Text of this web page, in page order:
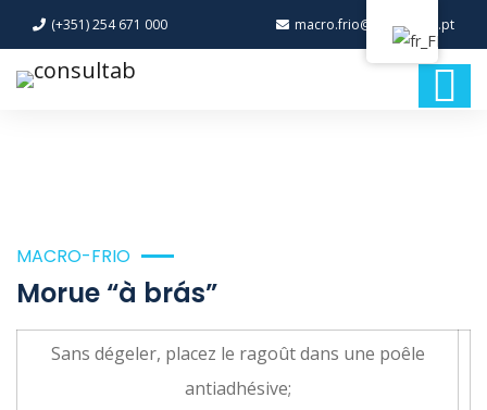
(+351) 254 671 000 macro.frio@macro-frio.pt
MACRO-FRIO
Morue “à brás”
Sans dégeler, placez le ragoût dans une poêle
antiadhésive;